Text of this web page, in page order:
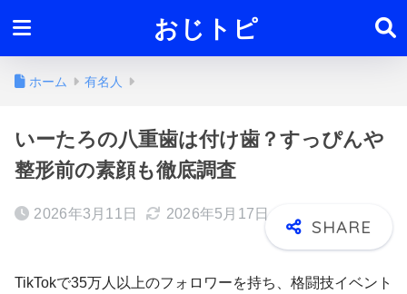
おじトピ
ホーム 有名人
いーたろの八重歯は付け歯？すっぴんや
整形前の素顔も徹底調査
2026年3月11日 2026年5月17日
TikTokで35万人以上のフォロワーを持ち、格闘技イベント